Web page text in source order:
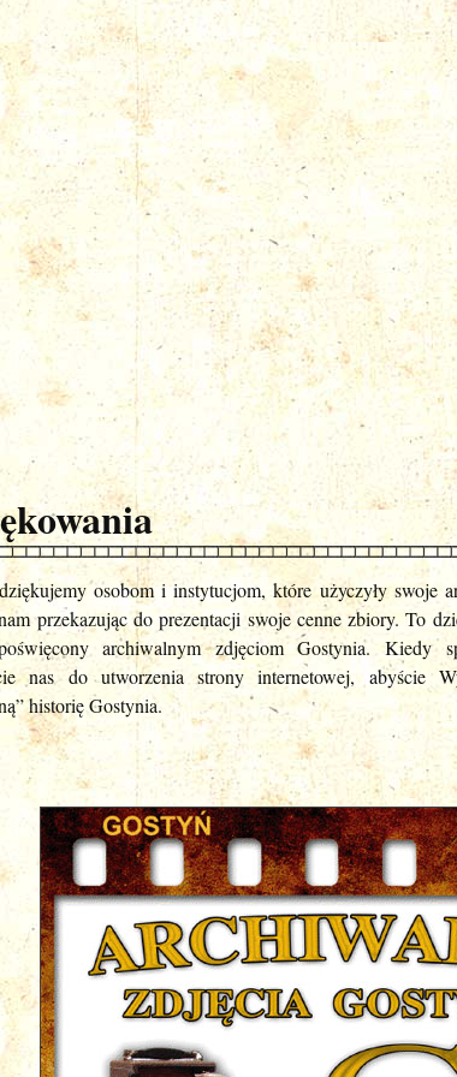
osobom i instytucjom, które użyczyły swoje
przekazując do prezentacji swoje cenne zbiory. To
archiwalnym zdjęciom Gostynia. Kiedy
nas do utworzenia strony internetowej, abyście
historię Gostynia.